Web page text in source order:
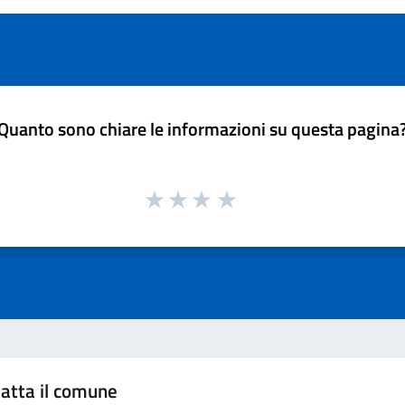
sono chiare le informazioni su questa
il comune